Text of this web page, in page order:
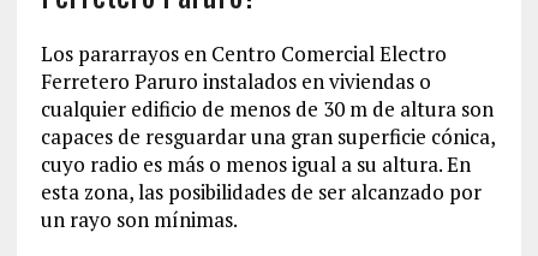
Los pararrayos en Centro Comercial Electro
Ferretero Paruro instalados en viviendas o
cualquier edificio de menos de 30 m de altura son
capaces de resguardar una gran superficie cónica,
cuyo radio es más o menos igual a su altura. En
esta zona, las posibilidades de ser alcanzado por
un rayo son mínimas.